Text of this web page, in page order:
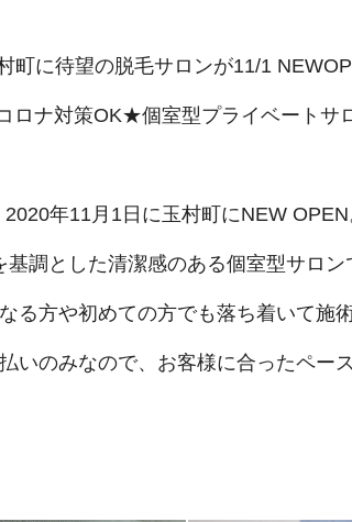
町に待望の脱毛サロンが11/1
ロナ対策OK★個室型プライベートサ
2020年11月1日に玉村町にNEW OPEN
基調とした清潔感のある個室型サロン
る方や初めての方でも落ち着いて施
いのみなので、お客様に合ったペー